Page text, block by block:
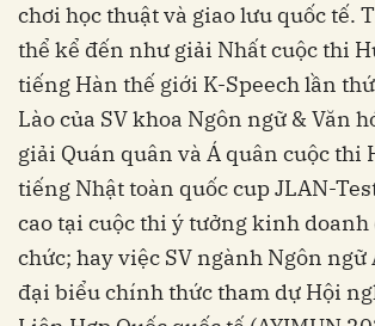
chơi học thuật và giao lưu quốc tế.
thể kể đến như giải Nhất cuộc thi
tiếng Hàn thế giới K-Speech lần
Lào của SV khoa Ngôn ngữ & Văn
giải Quán quân và Á quân cuộc thi
tiếng Nhật toàn quốc cup JLAN-
cao tại cuộc thi ý tưởng kinh doanh
chức; hay việc SV ngành Ngôn
đại biểu chính thức tham dự Hội